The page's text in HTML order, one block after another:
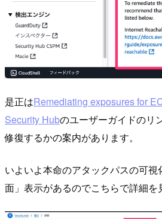
是正はRemediating exposures for
Security Hubのユーザーガイドのリ
修復するかの案内があります。
いよいよ本命のアタックパスの可
面」表示があるのでこちらで詳細を